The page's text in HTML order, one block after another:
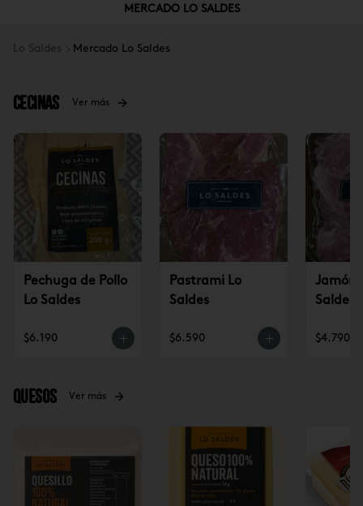
MERCADO LO SALDES
Lo Saldes Mercado Lo Saldes
Cecinas Ver más
Pechuga de Pollo
Lo Saldes
$6.190
Pastrami Lo
Saldes
$6.590
Jamón
Saldes
$4.790
Quesos Ver más